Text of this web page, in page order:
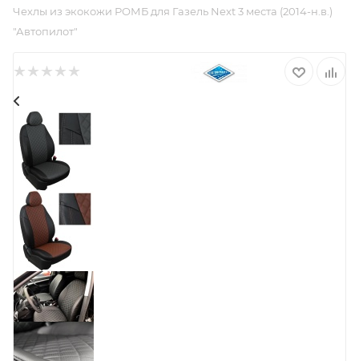
Чехлы из экокожи РОМБ для Газель Next 3 места (2014-н.в.)
"Автопилот"